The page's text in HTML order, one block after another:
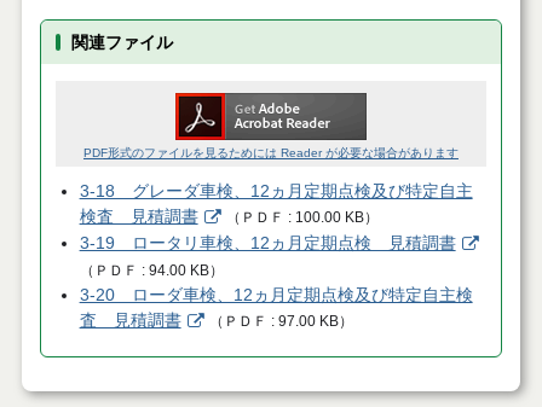
関連ファイル
PDF形式のファイルを見るためには Reader が必要な場合があります
3-18 グレーダ車検、12ヵ月定期点検及び特定自主
検査 見積調書
（ ＰＤＦ 100.00 KB）
3-19 ロータリ車検、12ヵ月定期点検 見積調書
（ ＰＤＦ 94.00 KB）
3-20 ローダ車検、12ヵ月定期点検及び特定自主検
査 見積調書
（ ＰＤＦ 97.00 KB）